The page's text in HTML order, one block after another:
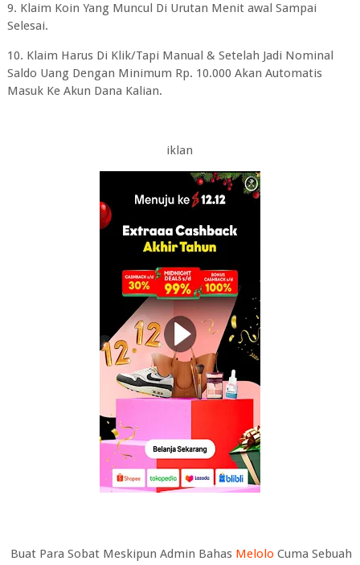
9. Klaim Koin Yang Muncul Di Urutan Menit awal Sampai
Selesai.
10. Klaim Harus Di Klik/Tapi Manual & Setelah Jadi Nominal
Saldo Uang Dengan Minimum Rp. 10.000 Akan Automatis
Masuk Ke Akun Dana Kalian.
iklan
Buat Para Sobat Meskipun Admin Bahas Melolo Cuma Sebuah